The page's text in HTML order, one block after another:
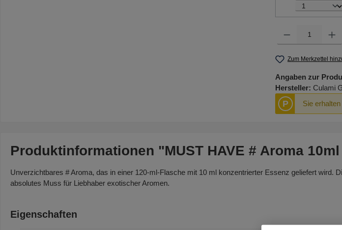
Zum Merkzettel
Angaben zur
Hersteller: Culami
P Sie
Produktinformationen "MUST HAVE # Aroma
Unverzichtbares # Aroma, das in einer 120-ml-Flasche mit 10 ml konzentrierter Essenz geliefert
absolutes Muss für Liebhaber exotischer Aromen.
Eigenschaften